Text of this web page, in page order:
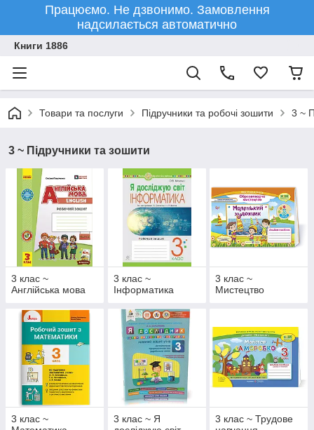
Працюємо. Не дзвонимо. Замовлення
надсилається автоматично
Книги 1886
Товари та послуги Підручники та робочі зошити 3 ~
3 ~ Підручники та зошити
3 клас ~
Англійська мова
3 клас ~
Інформатика
3 клас ~
Мистецтво
3 клас ~
3 клас ~ Я
3 клас ~ Трудове